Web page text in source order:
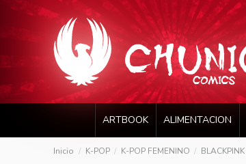
ARTBOOK ALIMENTACION
Inicio K-POP K-POP FEMENINO BLACKPINK